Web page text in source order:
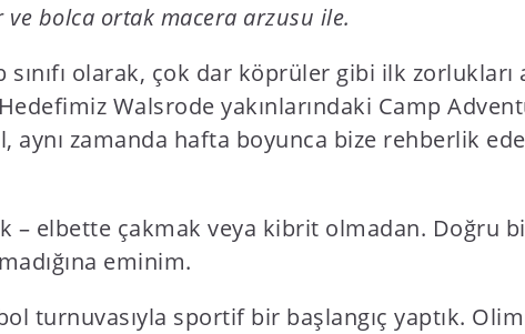
ve bolca ortak macera arzusu ile.
olarak, çok dar köprüler gibi ilk
Walsrode yakınlarındaki Camp
aynı zamanda hafta boyunca bize rehberlik
– elbette çakmak veya kibrit olmadan. Doğru
eminim.
turnuvasıyla sportif bir başlangıç yaptık.